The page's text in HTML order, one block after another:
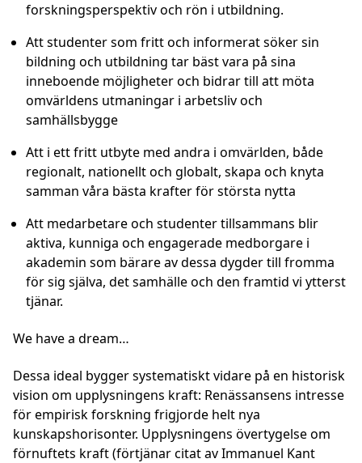
forskningsperspektiv och rön i utbildning.
Att studenter som fritt och informerat söker sin
bildning och utbildning tar bäst vara på sina
inneboende möjligheter och bidrar till att möta
omvärldens utmaningar i arbetsliv och
samhällsbygge
Att i ett fritt utbyte med andra i omvärlden, både
regionalt, nationellt och globalt, skapa och knyta
samman våra bästa krafter för största nytta
Att medarbetare och studenter tillsammans blir
aktiva, kunniga och engagerade medborgare i
akademin som bärare av dessa dygder till fromma
för sig själva, det samhälle och den framtid vi ytterst
tjänar.
We have a dream…
Dessa ideal bygger systematiskt vidare på en historisk
vision om upplysningens kraft: Renässansens intresse
för empirisk forskning frigjorde helt nya
kunskapshorisonter. Upplysningens övertygelse om
förnuftets kraft (förtjänar citat av Immanuel Kant